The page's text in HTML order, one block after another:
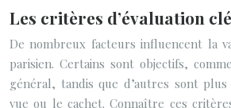
Les critères d’évaluation
De nombreux facteurs influencent la
parisien. Certains sont objectifs,
général, tandis que d’autres sont
vue ou le cachet. Connaître ces